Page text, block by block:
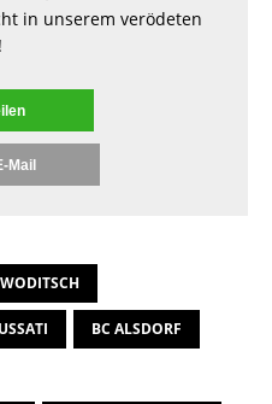
in unserem verödeten
Mail
BC ALSDORF